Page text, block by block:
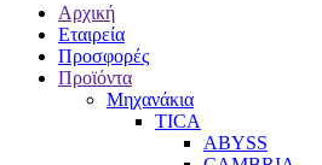
Αρχική
Εταιρεία
Προσφορές
Προϊόντα
Μηχανάκια
TICA
ABYSS